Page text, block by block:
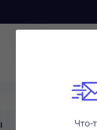
ТЕХНИКАЧто-